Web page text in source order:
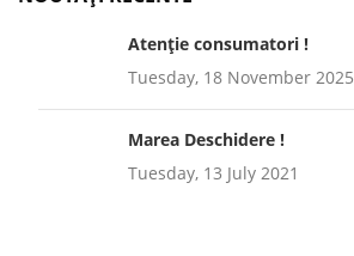
Atenție consumatori !
Tuesday, 18 November 2025
Marea Deschidere !
Tuesday, 13 July 2021